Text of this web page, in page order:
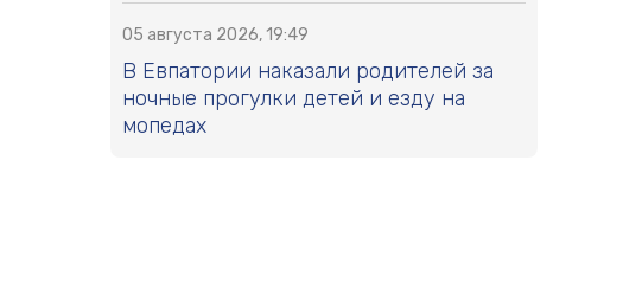
05 августа 2026, 19:49
В Евпатории наказали родителей за
ночные прогулки детей и езду на
мопедах